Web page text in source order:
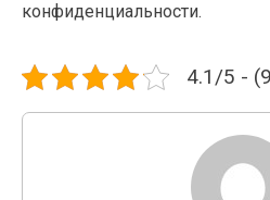
конфиденциальности.
4.1/5 -